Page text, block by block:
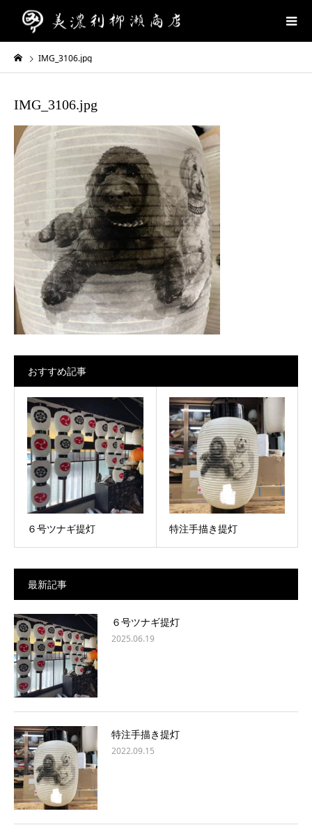
IMG_3106.jpg
IMG_3106.jpg
おすすめ記事
６号ツナギ提灯 特注手描き提灯
最新記事
６号ツナギ提灯
2025.06.19
特注手描き提灯
2022.09.15